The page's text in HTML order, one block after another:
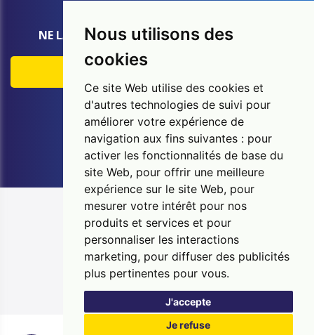
Nous utilisons des
cookies
Ce site Web utilise des cookies et
d'autres technologies de suivi pour
améliorer votre expérience de
navigation aux fins suivantes : pour
activer les fonctionnalités de base du
site Web, pour offrir une meilleure
expérience sur le site Web, pour
mesurer votre intérêt pour nos
produits et services et pour
personnaliser les interactions
marketing, pour diffuser des publicités
plus pertinentes pour vous.
J'accepte
Je refuse
NE LAISSEZ AUCUNE CHANCE À L'HUMIDITÉ
Appelez gratuitement:
0800 14 607
Se connecter
Copyright © 2026 Murprotec. Tous droits réservés
UP TO DATE WebDesign
Politique de confidentialité
Politique relative aux cookies
Sitemap